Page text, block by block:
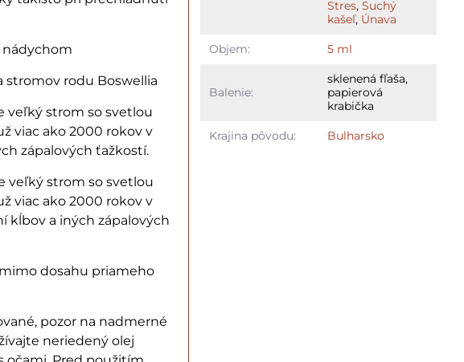
nádychom
stromov rodu Boswellia
veľký strom so svetlou
viac ako 2000 rokov v
zápalových ťažkostí.
veľký strom so svetlou
viac ako 2000 rokov v
kĺbov a iných zápalových
dosahu priameho
pozor na nadmerné
neriedený olej
Stres, Suchý
kašeľ, Únava
Objem: 5 ml
Balenie:
sklenená fľaša,
papierová
krabička
Krajina pôvodu: Bulharsko